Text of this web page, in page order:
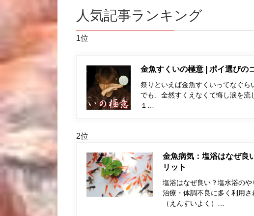
人気記事ランキング
1位
金魚すくいの極意 | ポイ選びの
祭りといえば金魚すくいってなぐら
でも、全然すくえなくて悔し涙を
１…
2位
金魚病気：塩浴はなぜ良
リット
塩浴はなぜ良い？塩水浴の
治療・体調不良に多く利用
（えんすいよく）…